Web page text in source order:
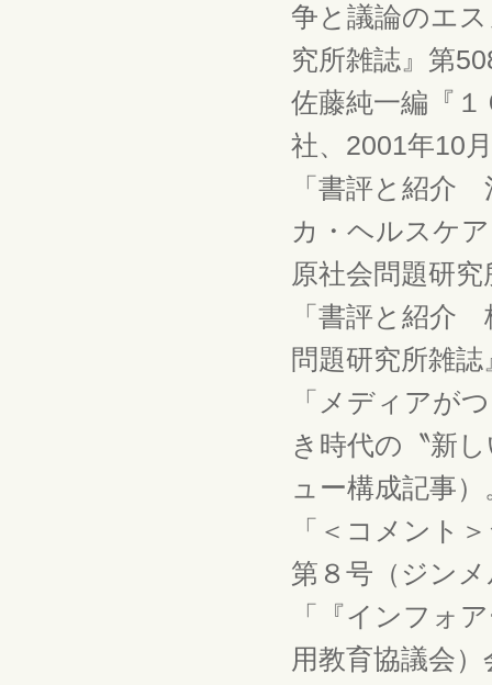
争と議論のエ
究所雑誌』第
佐藤純一編『
社、2001年10
「書評と紹介
カ・ヘルスケ
原社会問題研
「書評と紹介
問題研究所雑
「メディアが
き時代の〝新
ュー構成記事）
「＜コメント
第８号（ジン
「『インフォ
用教育協議会